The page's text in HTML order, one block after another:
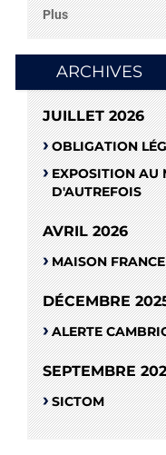
Plus
ARCHIVES
JUILLET 2026
OBLIGATION
EXPOSITION AU
D'AUTREFOIS
AVRIL 2026
MAISON
DÉCEMBRE
ALERTE
SEPTEMBRE
SICTOM